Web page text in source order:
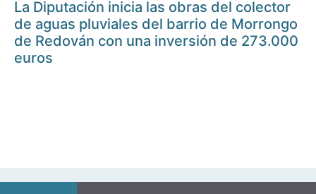
La Diputación inicia las obras del colector
de aguas pluviales del barrio de Morrongo
de Redován con una inversión de 273.000
euros